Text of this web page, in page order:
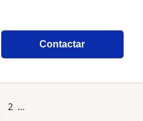
Contactar
2 ...